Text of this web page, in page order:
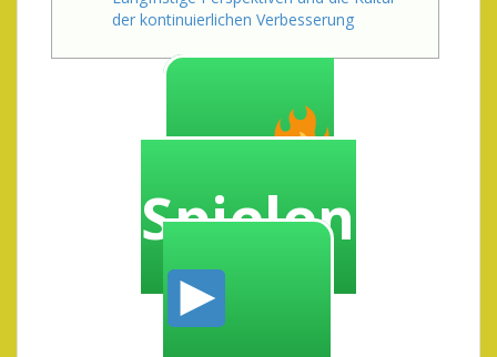
der kontinuierlichen Verbesserung
Spielen